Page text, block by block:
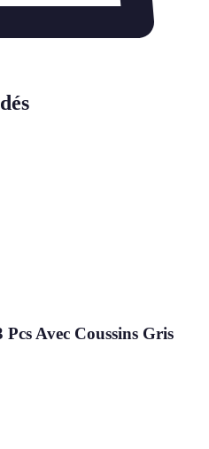
Avec Coussins Gris